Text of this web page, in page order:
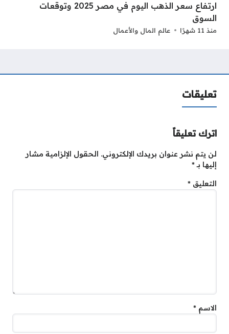
ارتفاع سعر الذهب اليوم في مصر 2025 وتوقعات
السوق
منذ 11 شهرًا عالم المال والأعمال
تعليقات
اترك تعليقاً
لن يتم نشر عنوان بريدك الإلكتروني. الحقول الإلزامية مشار
إليها بـ*
التعليق *
الاسم *